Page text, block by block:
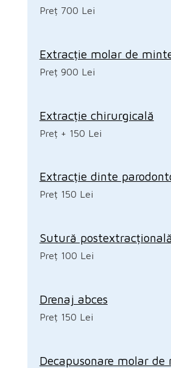
Preț 700 Lei
Extracție molar de
Preț 900 Lei
Extracție chirurgicală
Preț + 150 Lei
Extracție dinte
Preț 150 Lei
Sutură
Preț 100 Lei
Drenaj abces
Preț 150 Lei
Decapusonare molar de